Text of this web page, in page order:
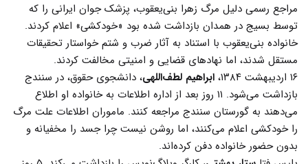
مراجع رسمی دلیل مرگ زهرا بنی‌یعقوب، پزشک جوان ایرانی را که
توسط بسیج در همدان بازداشت شده بود «خودکشی» اعلام کردند.
خانواده بنی‌يعقوب با استناد به آثار ضرب و شتم خواستار تحقیقات
مستقل شدند، اما نهادهای قضایی و امنیتی مخالفت کردند.
۱۶ اردیبهشت ۱۳۸۴،
ابراهیم لطف‌اللهی، دانشجوی حقوق، در سنندج
بازداشت می‌شود. ۱۱ روز بعد از اداره اطلاعات به خانواده او اطلاع
می‌دهند به گورستان سنندج مراجعه کنند. ماموران اطلاعات علت مرگ
را خودکشی اعلام می‌کنند، اما روشن نیست چرا جسد را مخفیانه و
بدون حضور خانواده دفن کرده‌اند.